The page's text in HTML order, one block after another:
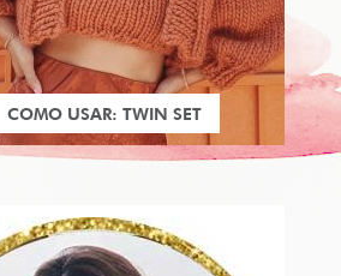
COMO USAR: TWIN SET